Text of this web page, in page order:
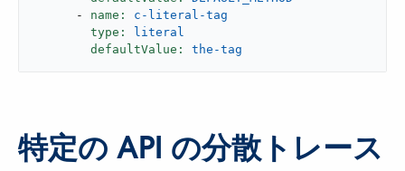
-
name:
c-literal-tag
type:
literal
defaultValue:
the-tag
特定の API の分散トレース